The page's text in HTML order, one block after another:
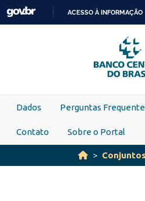
Skip to main content
PARA
O
ACESSO À INFORMAÇÃO
Dados Perguntas
Contato Sobre o Portal